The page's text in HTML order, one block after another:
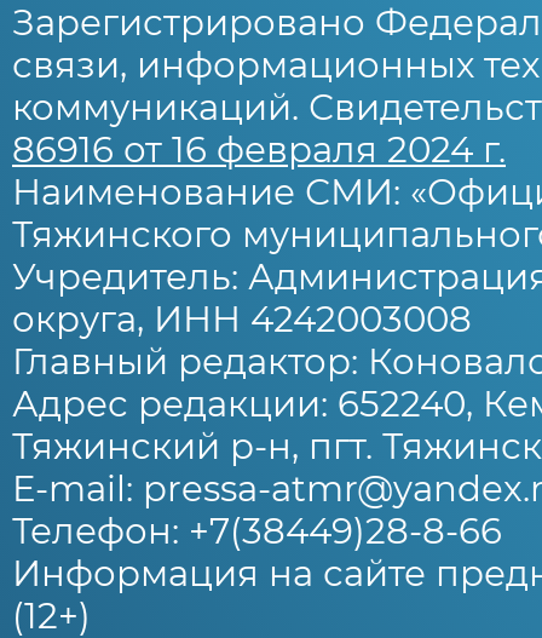
Зарегистрировано
связи, информационных
коммуникаций.
86916 от 16 февраля 2024 г.
Наименование СМИ:
Тяжинского
Учредитель:
округа, ИНН 4242003008
Главный редактор:
Адрес редакции: 652240,
Тяжинский р-н, пгт.
E-mail: pressa-
Телефон: +7(38449)28-8-66
Информация на сайте
(12+)